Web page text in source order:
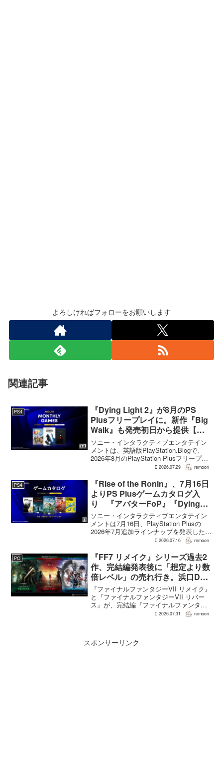
よろしければフォローをお願いします
関連記事
PS4
『Dying Light 2』が8月のPS
Plusフリープレイに。新作『Big
Walk』も発売初日から提供【海
外発表】
ソニー・インタラクティブエンタテイン
メントは、英語版PlayStation.Blogで、
2026年8月のPlayStation Plusフリープレ
イとして『Dying Light 2 Stay Human:
2026.07.29 remoon
PS4
『Rise of the Ronin』、7月16日
よりPS Plusゲームカタログ入
り 『アバターFoP』『Dying
Light』なども順次配信
ソニー・インタラクティブエンタテイン
メントは7月16日、PlayStation Plusの
2026年7月追加ラインナップを発表した。
幕末の日本を舞台とするTeam NINJAのオ
the Ron...
2026.07.16 remoon
PC
『FF7 リメイク』シリーズ過去2
作、完結編発表後に「想定より数
倍レベル」の売れ行き。浜口Dが
明かす
『ファイナルファンタジーVII リメイク』
と『ファイナルファンタジーVII リバー
ス』が、完結編『ファイナルファンタジ
ーVII リベレーション』の発表後、「我々
2026.07.31 remoon
スポンサーリンク